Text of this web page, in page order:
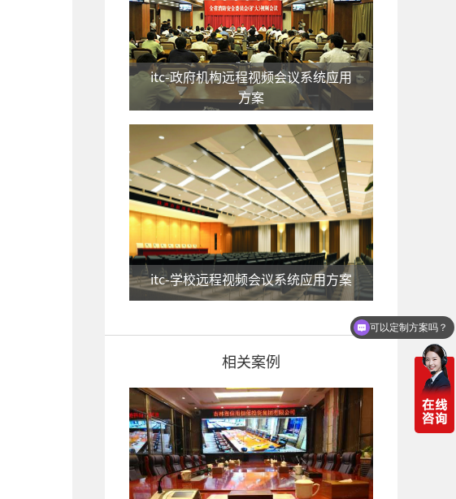
itc-政府机构远程视频会议系统应用
方案
itc-学校远程视频会议系统应用方案
itc-企业远程视频会议系统应用方案
相关案例
你们电话多少
可以定制方案吗？